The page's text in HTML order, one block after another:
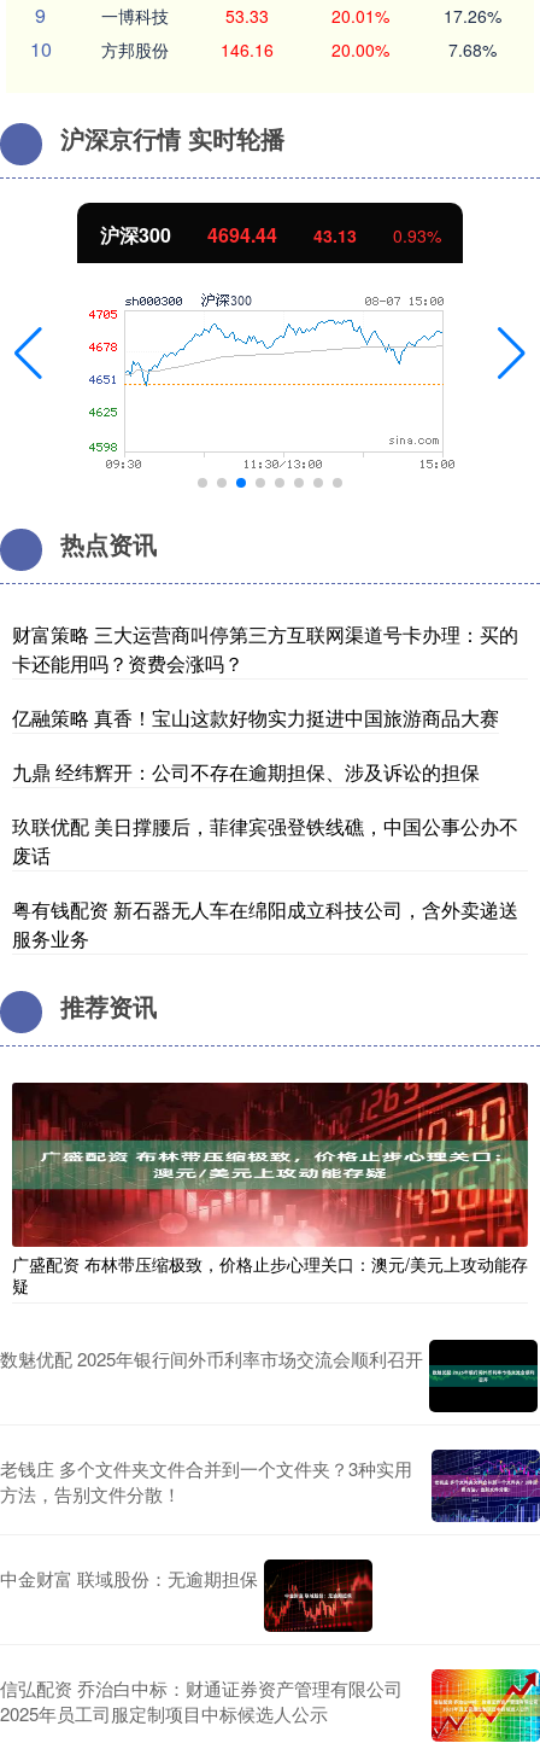
9 一博科技 53.33 20.01% 17.26%
10 方邦股份 146.16 20.00% 7.68%
沪深京行情 实时轮播
沪深300 4694.44 43.13 0.93%
热点资讯
财富策略 三大运营商叫停第三方互联网渠道号卡办理：买的
卡还能用吗？资费会涨吗？
亿融策略 真香！宝山这款好物实力挺进中国旅游商品大赛
九鼎 经纬辉开：公司不存在逾期担保、涉及诉讼的担保
玖联优配 美日撑腰后，菲律宾强登铁线礁，中国公事公办不
废话
粤有钱配资 新石器无人车在绵阳成立科技公司，含外卖递送
服务业务
推荐资讯
广盛配资 布林带压缩极致，价格止步心理关口：澳元/美元上攻动能存
疑
数魅优配 2025年银行间外币利率市场交流会顺利召开
老钱庄 多个文件夹文件合并到一个文件夹？3种实用
方法，告别文件分散！
中金财富 联域股份：无逾期担保
信弘配资 乔治白中标：财通证券资产管理有限公司
2025年员工司服定制项目中标候选人公示